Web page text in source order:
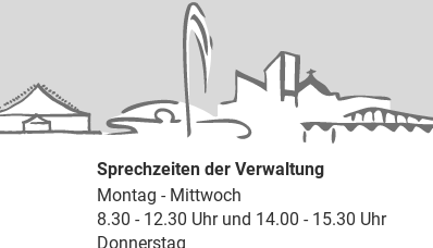
Sprechzeiten der Verwaltung
Montag - Mittwoch
8.30 - 12.30 Uhr und 14.00 - 15.30 Uhr
Donnerstag